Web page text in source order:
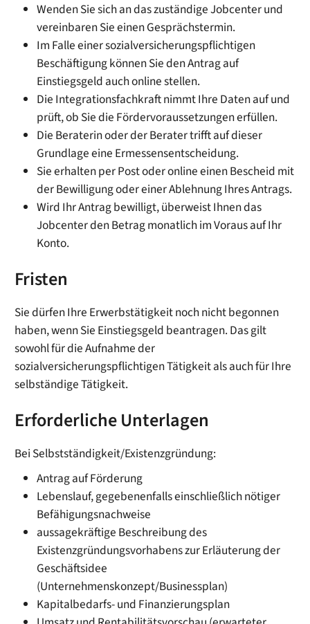
Wenden Sie sich an das zuständige Jobcenter und
vereinbaren Sie einen Gesprächstermin.
Im Falle einer sozialversicherungspflichtigen
Beschäftigung können Sie den Antrag auf
Einstiegsgeld auch online stellen.
Die Integrationsfachkraft nimmt Ihre Daten auf und
prüft, ob Sie die Fördervoraussetzungen erfüllen.
Die Beraterin oder der Berater trifft auf dieser
Grundlage eine Ermessensentscheidung.
Sie erhalten per Post oder online einen Bescheid mit
der Bewilligung oder einer Ablehnung Ihres Antrags.
Wird Ihr Antrag bewilligt, überweist Ihnen das
Jobcenter den Betrag monatlich im Voraus auf Ihr
Konto.
Fristen
Sie dürfen Ihre Erwerbstätigkeit noch nicht begonnen
haben, wenn Sie Einstiegsgeld beantragen. Das gilt
sowohl für die Aufnahme der
sozialversicherungspflichtigen Tätigkeit als auch für Ihre
selbständige Tätigkeit.
Erforderliche Unterlagen
Bei Selbstständigkeit/Existenzgründung:
Antrag auf Förderung
Lebenslauf, gegebenenfalls einschließlich nötiger
Befähigungsnachweise
aussagekräftige Beschreibung des
Existenzgründungsvorhabens zur Erläuterung der
Geschäftsidee
(Unternehmenskonzept/Businessplan)
Kapitalbedarfs- und Finanzierungsplan